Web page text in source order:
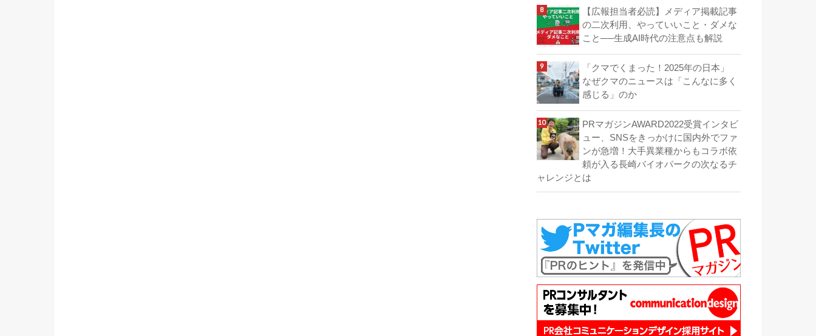
【広報担当者必読】メディア掲載記事
の二次利用、やっていいこと・ダメな
こと──生成AI時代の注意点も解説
「クマでくまった！2025年の日本」
なぜクマのニュースは「こんなに多く
感じる」のか
PRマガジンAWARD2022受賞インタビ
ュー、SNSをきっかけに国内外でファ
ンが急増！大手異業種からもコラボ依
頼が入る長崎バイオパークの次なるチ
ャレンジとは